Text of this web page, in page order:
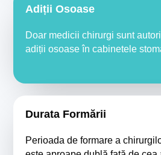
Adiții Osoase
Doar medicii chirurgi sunt
adiții osoase în cabinetele
Durata Formării
Perioada de formare a